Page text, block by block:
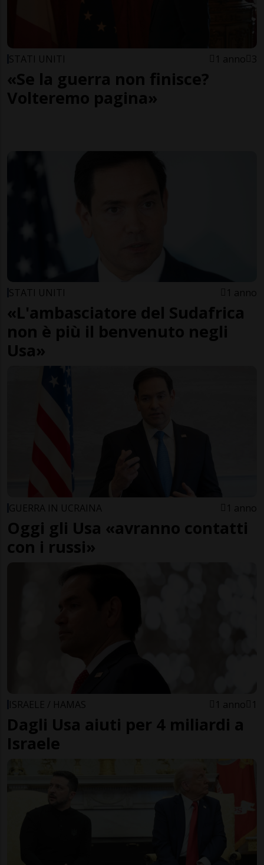
STATI UNITI 1 anno 3
«Se la guerra non finisce?
Volteremo pagina»
STATI UNITI 1 anno
«L'ambasciatore del Sudafrica
non è più il benvenuto negli
Usa»
GUERRA IN UCRAINA 1 anno
Oggi gli Usa «avranno contatti
con i russi»
ISRAELE / HAMAS 1 anno 1
Dagli Usa aiuti per 4 miliardi a
Israele